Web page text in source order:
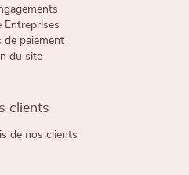
Entreprises
de paiement
du site
clients
de nos clients